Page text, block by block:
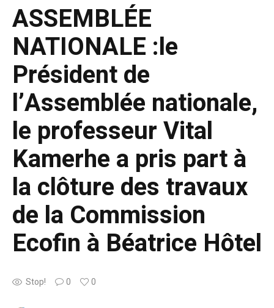
ASSEMBLÉE
NATIONALE :le
Président de
l’Assemblée nationale,
le professeur Vital
Kamerhe a pris part à
la clôture des travaux
de la Commission
Ecofin à Béatrice Hôtel
Stop! 0 0